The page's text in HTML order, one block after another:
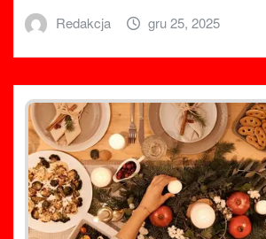
Redakcja gru 25, 2025